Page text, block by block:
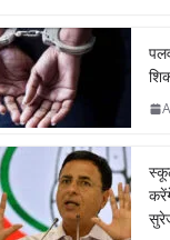
at
s
A
p
p
e
b
o
k
er